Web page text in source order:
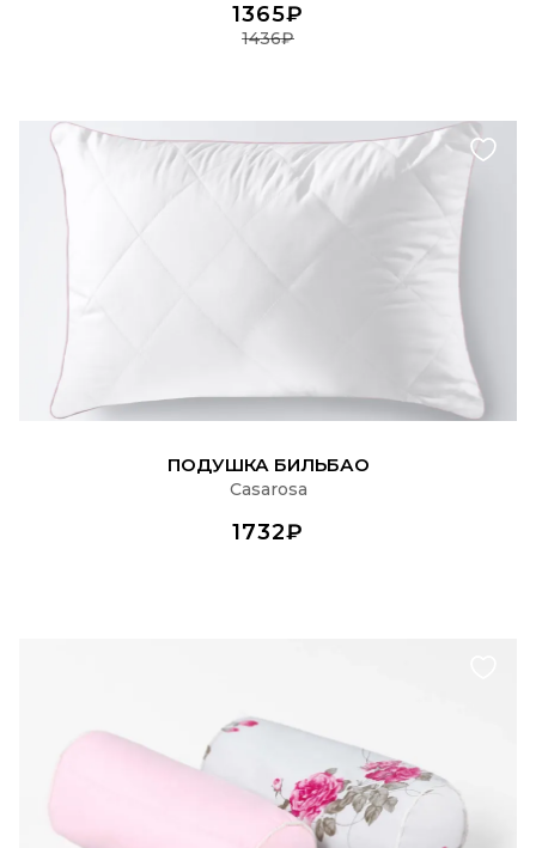
1365₽
1436₽
ПОДРОБНЕЕ
ПОДУШКА БИЛЬБАО
Casarosa
1732₽